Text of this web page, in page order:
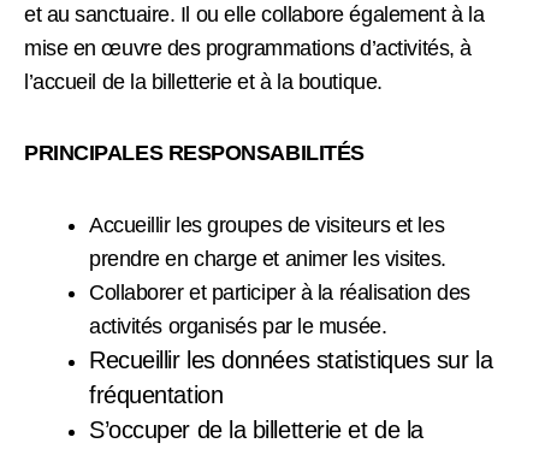
et au sanctuaire. Il ou elle collabore également à la
mise en œuvre des programmations d’activités, à
l’accueil de la billetterie et à la boutique.
PRINCIPALES RESPONSABILITÉS
Accueillir les groupes de visiteurs et les
prendre en charge et animer les visites.
Collaborer et participer à la réalisation des
activités organisés par le musée.
Recueillir les données statistiques sur la
fréquentation
S’occuper de la billetterie et de la